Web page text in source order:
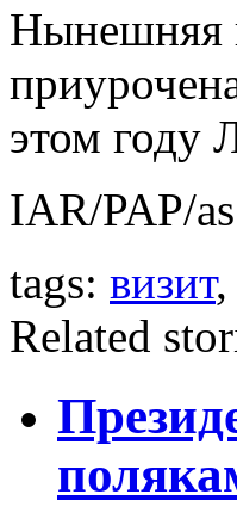
Нынешняя
этом году
IAR/PAP/as
tags: визит,
Related